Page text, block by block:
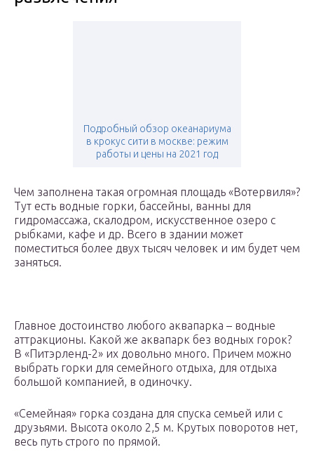
Подробный обзор океанариума
в крокус сити в москве: режим
работы и цены на 2021 год
Чем заполнена такая огромная площадь «Вотервиля»?
Тут есть водные горки, бассейны, ванны для
гидромассажа, скалодром, искусственное озеро с
рыбками, кафе и др. Всего в здании может
поместиться более двух тысяч человек и им будет чем
заняться.
Главное достоинство любого аквапарка – водные
аттракционы. Какой же аквапарк без водных горок?
В «Питэрленд-2» их довольно много. Причем можно
выбрать горки для семейного отдыха, для отдыха
большой компанией, в одиночку.
«Семейная» горка создана для спуска семьей или с
друзьями. Высота около 2,5 м. Крутых поворотов нет,
весь путь строго по прямой.